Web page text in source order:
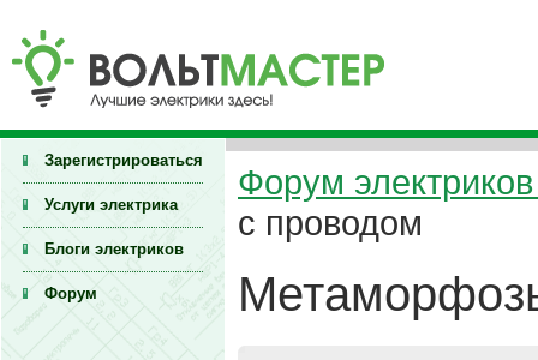
Зарегистрироваться
Услуги электрика
Блоги электриков
Форум
Форум электриков
с проводом